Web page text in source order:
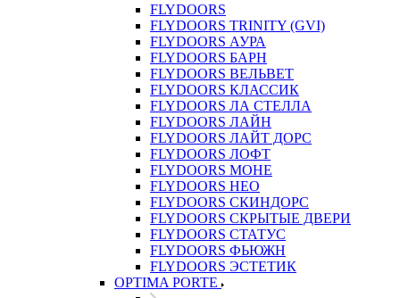
FLYDOORS
FLYDOORS TRINITY (GVI)
FLYDOORS АУРА
FLYDOORS БАРН
FLYDOORS ВЕЛЬВЕТ
FLYDOORS КЛАССИК
FLYDOORS ЛА СТЕЛЛА
FLYDOORS ЛАЙН
FLYDOORS ЛАЙТ ДОРС
FLYDOORS ЛОФТ
FLYDOORS МОНЕ
FLYDOORS НЕО
FLYDOORS СКИНДОРС
FLYDOORS СКРЫТЫЕ ДВЕРИ
FLYDOORS СТАТУС
FLYDOORS ФЬЮЖН
FLYDOORS ЭСТЕТИК
OPTIMA PORTE